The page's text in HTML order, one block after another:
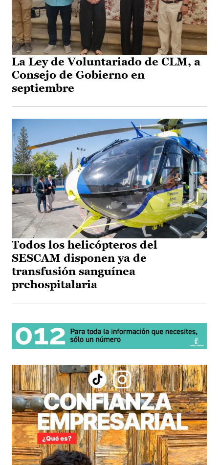
La Ley de Voluntariado de CLM, a
Consejo de Gobierno en
septiembre
Todos los helicópteros del
SESCAM disponen ya de
transfusión sanguínea
prehospitalaria